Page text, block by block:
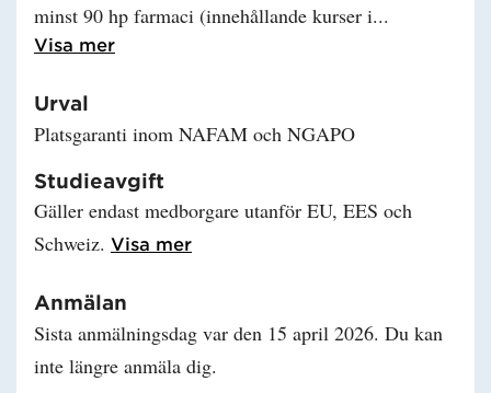
minst 90 hp farmaci (innehållande kurser i
Visa mer
Urval
Platsgaranti inom NAFAM och NGAPO
Studieavgift
Gäller endast medborgare utanför EU, EES och
Schweiz. Visa merLäs mer om Studieavgift
Anmälan
Sista anmälningsdag var den 15 april 2026. Du kan
inte längre anmäla dig.